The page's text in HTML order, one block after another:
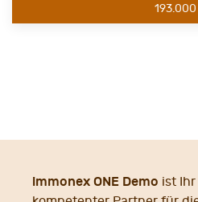
immonex ONE Demo ist